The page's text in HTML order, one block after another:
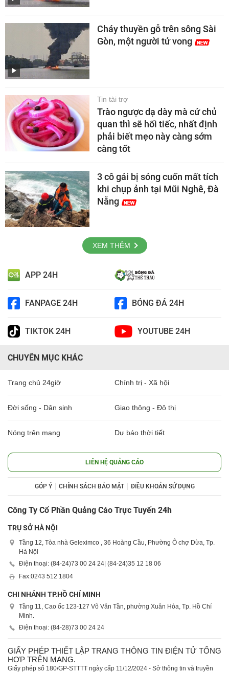
Cháy thuyền gỗ trên sông Sài
Gòn, một người tử vong
Tin tài trợ
Trào ngược dạ dày mà cứ chủ
quan thì sẽ hối tiếc, nhất định
phải biết mẹo này càng sớm
càng tốt
3 cô gái bị sóng cuốn mất tích
khi chụp ảnh tại Mũi Nghê, Đà
Nẵng
XEM THÊM
APP 24H
FANPAGE 24H BÓNG ĐÁ 24H
TIKTOK 24H YOUTUBE 24H
CHUYÊN MỤC KHÁC
Trang chủ 24giờ Chính trị - Xã hội
Đời sống - Dân sinh Giao thông - Đô thị
Nóng trên mạng Dự báo thời tiết
LIÊN HỆ QUẢNG CÁO
GÓP Ý CHÍNH SÁCH BẢO MẬT ĐIỀU KHOẢN SỬ DỤNG
Công Ty Cổ Phần Quảng Cáo Trực Tuyến 24h
TRỤ SỞ HÀ NỘI
Tầng 12, Tòa nhà Geleximco , 36 Hoàng Cầu, Phường Ô chợ Dừa, Tp.
Hà Nội
Điện thoại: (84-24)73 00 24 24| (84-24)35 12 18 06
Fax:0243 512 1804
CHI NHÁNH TP.HỒ CHÍ MINH
Tầng 11, Cao ốc 123-127 Võ Văn Tần, phường Xuân Hòa, Tp. Hồ Chí
Minh.
Điện thoại: (84-28)73 00 24 24
GIẤY PHÉP THIẾT LẬP TRANG THÔNG TIN ĐIỆN TỬ TỔNG
HỢP TRÊN MẠNG.
Giấy phép số 180/GP-STTTT ngày cấp 11/12/2024 - Sở thông tin và truyền